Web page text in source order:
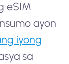
eSIM
ayon
iyong
sa